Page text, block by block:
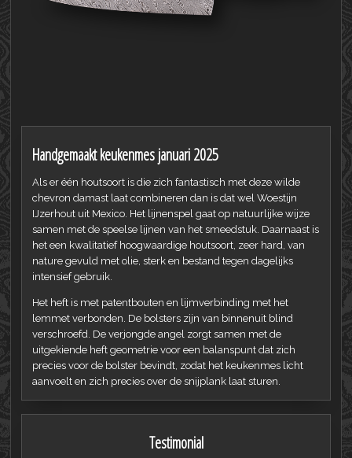
Handgemaakt keukenmes januari 2025
Als er één houtsoort is die zich fantastisch met deze wilde
chevron damast laat combineren dan is dat wel Woestijn
IJzerhout uit Mexico. Het lijnenspel gaat op natuurlijke wijze
samen met de speelse lijnen van het smeedstuk. Daarnaast is
het een kwalitatief hoogwaardige houtsoort, zeer hard, van
nature gevuld met olie, sterk en bestand tegen dagelijks
intensief gebruik.
Het heft is met patentbouten en lijmverbinding met het
lemmet verbonden. De bolsters zijn van binnenuit blind
verschroefd. De verjongde angel zorgt samen met de
uitgekiende heft geometrie voor een balanspunt dat zich
precies voor de bolster bevindt, zodat het keukenmes licht
aanvoelt en zich precies over de snijplank laat sturen.
Testimonial